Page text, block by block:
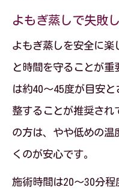
よもぎ蒸しで失敗
よもぎ蒸しを安全に楽
と時間を守ることが
は約40〜45度が目安
整することが推奨され
の方は、やや低めの温
くのが安心です。
施術時間は20〜30分